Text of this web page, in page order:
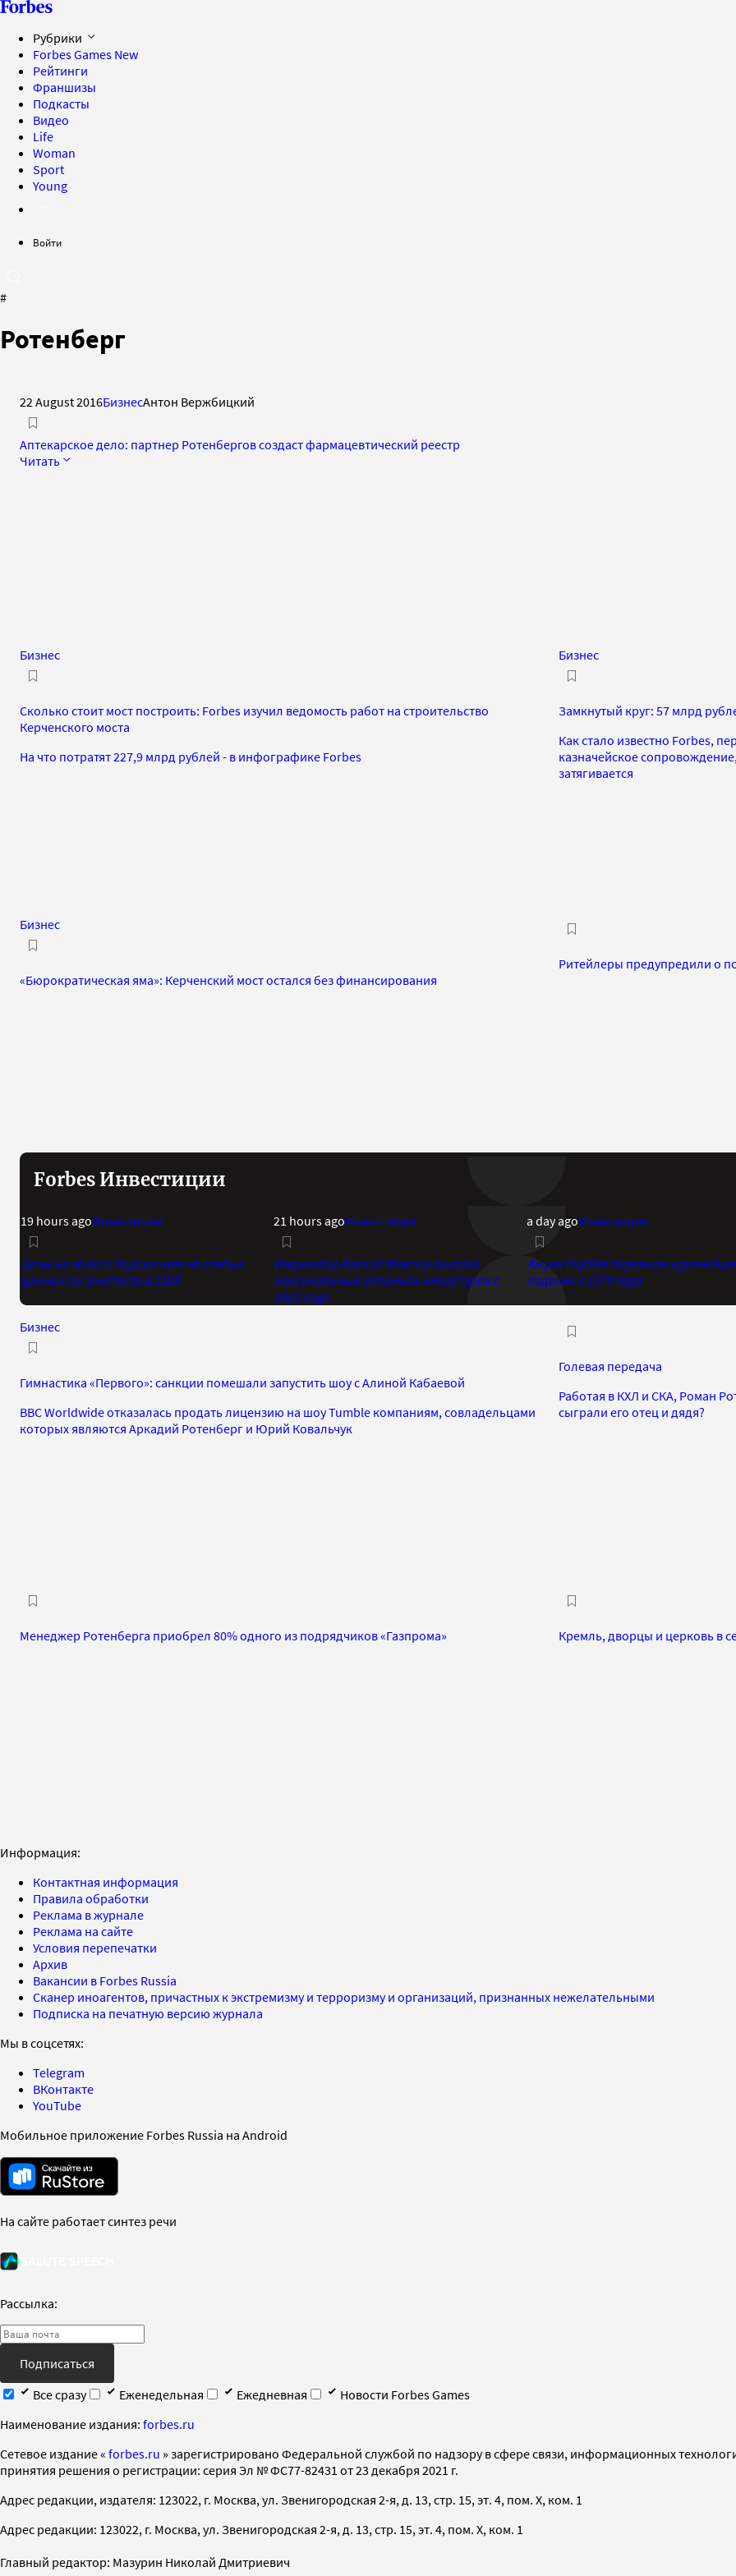
Рубрики
Forbes Games New
Рейтинги
Франшизы
Подкасты
Видео
Life
Woman
Sport
Young
Войти
#
Ротенберг
22 August 2016БизнесАнтон Вержбицкий
Аптекарское дело: партнер Ротенбергов создаст фармацевтический реестр
Читать
Бизнес
Сколько стоит мост построить: Forbes изучил ведомость работ на строительство
Керченского моста
На что потратят 227,9 млрд рублей - в инфографике Forbes
Бизнес
Замкнутый круг: 57 млрд
Как стало известно Forbes,
казначейское
затягивается
Бизнес
«Бюрократическая яма»: Керченский мост остался без финансирования
Ритейлеры предупредили о
Forbes Инвестиции
19 hours agoИнвестиции
Цены на золото подскочили на слабых
данных по занятости в США
21 hours agoИнвестиции
Индикатор Bank of America показал
максимальный оптимизм инвесторов с
2021 года
a day agoИнвестиции
Акции Fujifilm пережили
падение с 1974 года
Бизнес
Гимнастика «Первого»: санкции помешали запустить шоу с Алиной Кабаевой
BBC Worldwide отказалась продать лицензию на шоу Tumble компаниям, совладельцами
которых являются Аркадий Ротенберг и Юрий Ковальчук
Голевая передача
Работая в КХЛ и СКА, Роман
сыграли его отец и дядя?
Менеджер Ротенберга приобрел 80% одного из подрядчиков «Газпрома» Кремль, дворцы и церковь в
Информация:
Контактная информация
Правила обработки
Реклама в журнале
Реклама на сайте
Условия перепечатки
Архив
Вакансии в Forbes Russia
Сканер иноагентов, причастных к экстремизму и терроризму и организаций, признанных нежелательными
Подписка на печатную версию журнала
Мы в соцсетях:
Telegram
ВКонтакте
YouTube
Мобильное приложение Forbes Russia на Android
На сайте работает синтез речи
Рассылка:
Подписаться
Все сразу
Еженедельная Ежедневная
Новости Forbes Games
Наименование издания: forbes.ru
Cетевое издание « forbes.ru » зарегистрировано Федеральной службой по надзору в сфере связи, информационных
принятия решения о регистрации: серия Эл № ФС77-82431 от 23 декабря 2021 г.
Адрес редакции, издателя: 123022, г. Москва, ул. Звенигородская 2-я, д. 13, стр. 15, эт. 4, пом. X, ком. 1
Адрес редакции: 123022, г. Москва, ул. Звенигородская 2-я, д. 13, стр. 15, эт. 4, пом. X, ком. 1
Главный редактор: Мазурин Николай Дмитриевич